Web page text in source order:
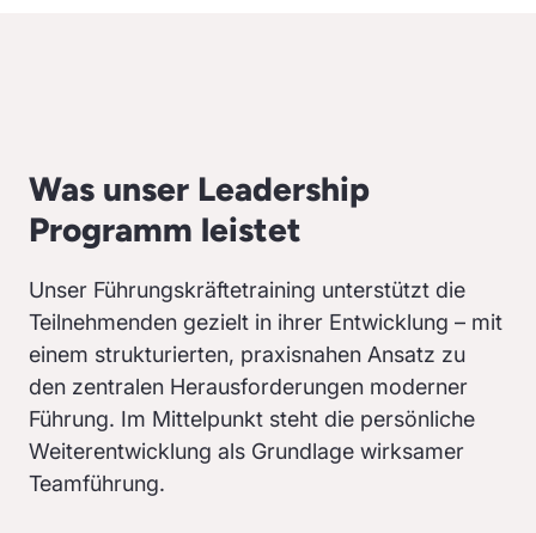
Was unser Leadership
Programm leistet
Unser Führungskräftetraining unterstützt die
Teilnehmenden gezielt in ihrer Entwicklung – mit
einem strukturierten, praxisnahen Ansatz zu
den zentralen Herausforderungen moderner
Führung. Im Mittelpunkt steht die persönliche
Weiterentwicklung als Grundlage wirksamer
Teamführung.